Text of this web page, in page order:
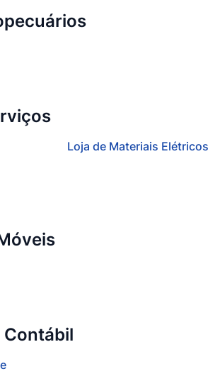
Loja de Materiais Elétricos
Contábil